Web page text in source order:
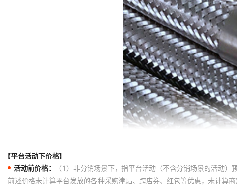
【平台活动下价格】
活动前价格：
（1）非分销场景下，指平台活动（不含分销场景的活动
前述价格未计算平台发放的各种采购津贴、跨店券、红包等优惠，未计算